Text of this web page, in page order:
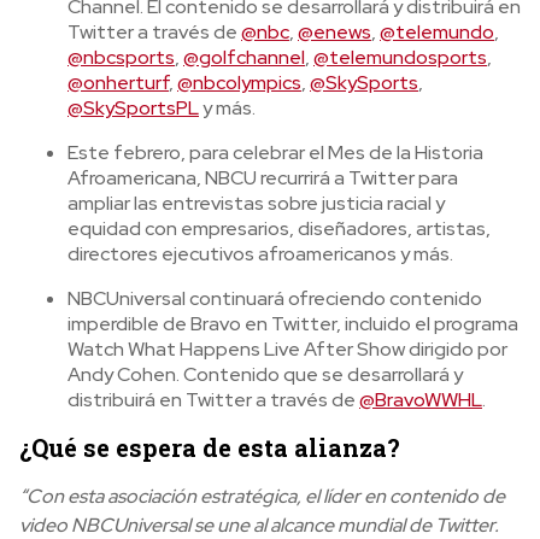
Channel. El contenido se desarrollará y distribuirá en
Twitter a través de@nbc,@enews,@telemundo,
@nbcsports,@golfchannel,@telemundosports,
@onherturf,@nbcolympics,@SkySports,
@SkySportsPLy más.
Este febrero, para celebrar el Mes de la Historia
Afroamericana, NBCU recurrirá a Twitter para
ampliar las entrevistas sobre justicia racial y
equidad con empresarios, diseñadores, artistas,
directores ejecutivos afroamericanos y más.
NBCUniversal continuará ofreciendo contenido
imperdible de Bravo en Twitter, incluido el programa
Watch What Happens Live After Show dirigido por
Andy Cohen. Contenido que se desarrollará y
distribuirá en Twitter a través de@BravoWWHL.
¿Qué se espera de esta alianza?
“Con esta asociación estratégica, el líder en contenido de
video NBCUniversal se une al alcance mundial de Twitter.